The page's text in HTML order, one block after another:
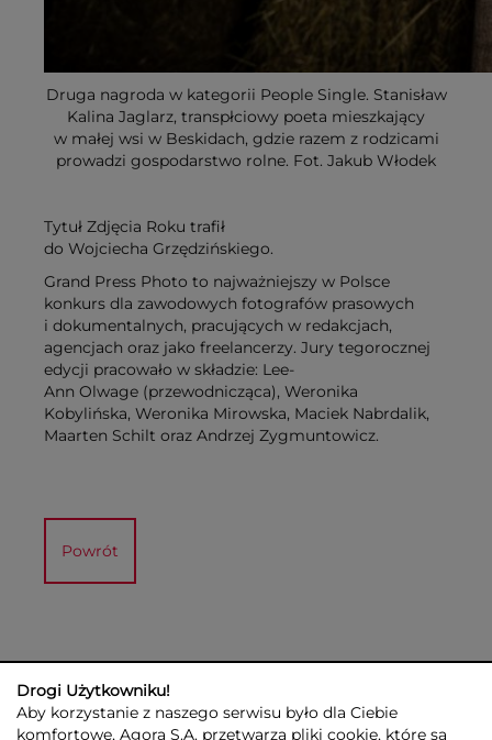
Druga nagroda w kategorii People Single. Stanisław
Kalina Jaglarz, transpłciowy poeta mieszkający
w małej wsi w Beskidach, gdzie razem z rodzicami
prowadzi gospodarstwo rolne. Fot. Jakub Włodek
Tytuł Zdjęcia Roku trafił
do Wojciecha Grzędzińskiego.
Grand Press Photo to najważniejszy w Polsce
konkurs dla zawodowych fotografów prasowych
i dokumentalnych, pracujących w redakcjach,
agencjach oraz jako freelancerzy. Jury tegorocznej
edycji pracowało w składzie: Lee-
Ann Olwage (przewodnicząca), Weronika
Kobylińska, Weronika Mirowska, Maciek Nabrdalik,
Maarten Schilt oraz Andrzej Zygmuntowicz.
Powrót
Drogi Użytkowniku!
Aby korzystanie z naszego serwisu było dla Ciebie
komfortowe, Agora S.A. przetwarza pliki cookie, które są